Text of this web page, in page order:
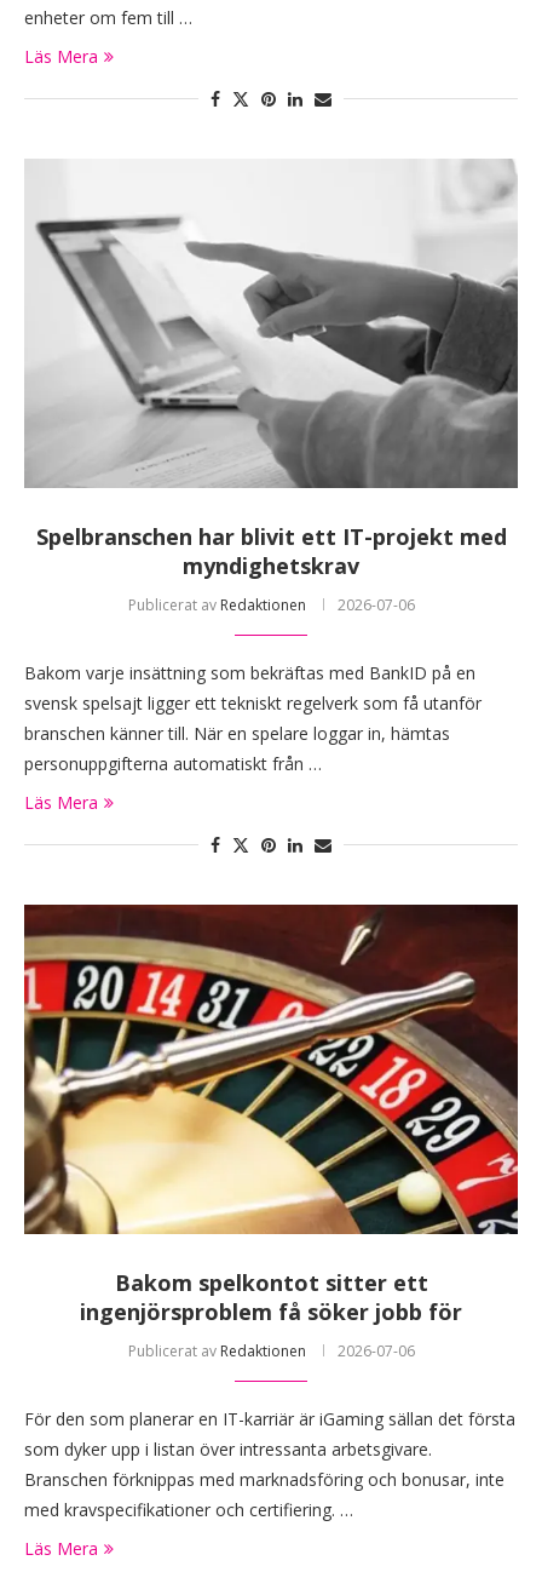
enheter om fem till …
Läs Mera
Spelbranschen har blivit ett IT-projekt med
myndighetskrav
Publicerat av Redaktionen 2026-07-06
Bakom varje insättning som bekräftas med BankID på en
svensk spelsajt ligger ett tekniskt regelverk som få utanför
branschen känner till. När en spelare loggar in, hämtas
personuppgifterna automatiskt från …
Läs Mera
Bakom spelkontot sitter ett
ingenjörsproblem få söker jobb för
Publicerat av Redaktionen 2026-07-06
För den som planerar en IT-karriär är iGaming sällan det första
som dyker upp i listan över intressanta arbetsgivare.
Branschen förknippas med marknadsföring och bonusar, inte
med kravspecifikationer och certifiering. …
Läs Mera